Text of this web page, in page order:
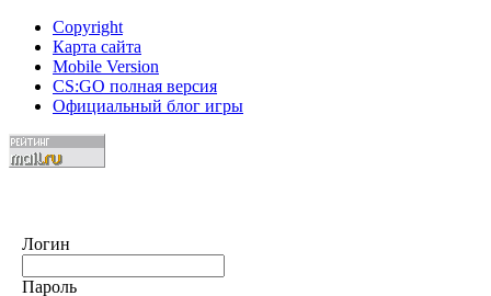
Copyright
Карта сайта
Mobile Version
CS:GO полная версия
Официальный блог игры
Логин
Пароль